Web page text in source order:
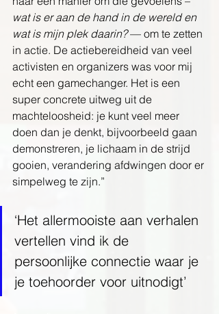
wat is er aan de hand in de wereld en
wat is mijn plek daarin? — om te zetten
in actie. De actiebereidheid van veel
activisten en organizers was voor mij
echt een gamechanger. Het is een
super concrete uitweg uit de
machteloosheid: je kunt veel meer
doen dan je denkt, bijvoorbeeld gaan
demonstreren, je lichaam in de strijd
gooien, verandering afdwingen door er
simpelweg te zijn.”
‘Het allermooiste aan verhalen
vertellen vind ik de
persoonlijke connectie waar je
je toehoorder voor uitnodigt’